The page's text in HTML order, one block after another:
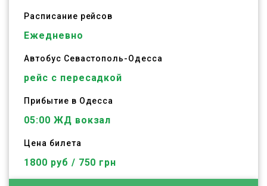
Расписание рейсов
Ежедневно
Автобус Севастополь-Одесса
рейс с пересадкой
Прибытие в Одесса
05:00 ЖД вокзал
Цена билета
1800 руб / 750 грн